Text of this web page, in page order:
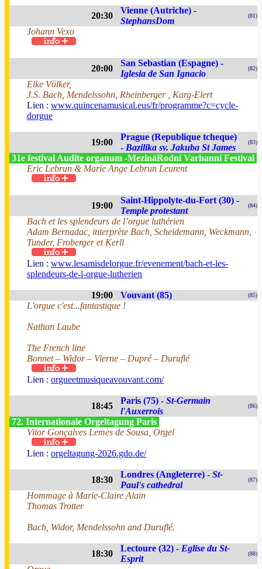
20:30
Vienne (Autriche) -
StephansDom
(81)
Johann Vexo
20:00
San Sebastian (Espagne) -
Iglesia de San Ignacio
(82)
Elke Völker,
J.S. Bach, Mendelssohn, Rheinberger , Karg-Elert
Lien : www.quincenamusical.eus/fr/programme?c=cycle-
dorgue
19:00
Prague (Republique tcheque)
- Bazilika sv. Jakuba St James
(83)
31e festival Audite organum -MezináRodní Varhanní Festival
Eric Lebrun & Marie Ange Lebrun Leurent
19:00
Saint-Hippolyte-du-Fort (30) -
Temple protestant
(84)
Bach et les splendeurs de l’orgue luthérien
Adam Bernadac, interprète Bach, Scheidemann, Weckmann,
Tunder, Froberger et Kerll
Lien : www.lesamisdelorgue.fr/evenement/bach-et-les-
splendeurs-de-l-orgue-lutherien
19:00 Vouvant (85) (85)
L'orgue c'est...fantastique !
Nathan Laube
The French line
Bonnet – Widor – Vierne – Dupré – Duruflé
Lien : orgueetmusiqueavouvant.com/
18:45
Paris (75) - St-Germain
l'Auxerrois
(86)
72. Internationale Orgeltagung Paris
Vitor Gonçalves Lemes de Sousa, Orgel
Lien : orgeltagung-2026.gdo.de/
18:30
Londres (Angleterre) - St-
Paul's cathedral
(87)
Hommage à Marie-Claire Alain
Thomas Trotter
Bach, Widor, Mendelssohn and Duruflé.
18:30
Lectoure (32) - Eglise du St-
Esprit
(88)